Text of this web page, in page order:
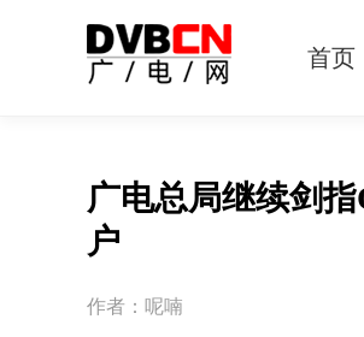
首页
广电总局继续剑
户
作者：呢喃